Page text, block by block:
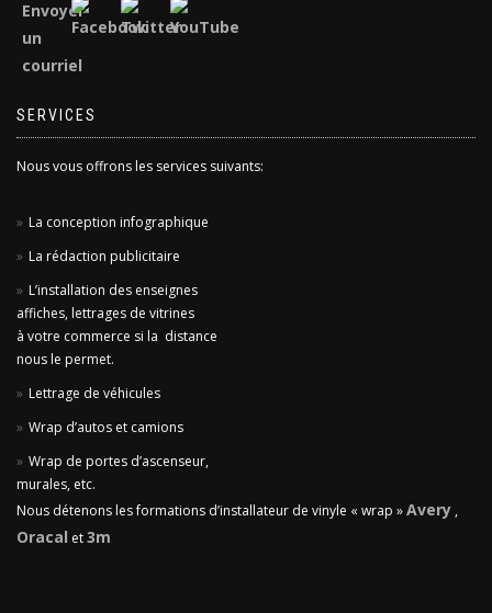
SERVICES
Nous vous offrons les services suivants:
La conception infographique
La rédaction publicitaire
L’installation des enseignes
affiches, lettrages de vitrines
à votre commerce si la distance
nous le permet.
Lettrage de véhicules
Wrap d’autos et camions
Wrap de portes d’ascenseur,
murales, etc.
Nous détenons les formations d’installateur de vinyle « wrap »Avery ,
Oracal et3m